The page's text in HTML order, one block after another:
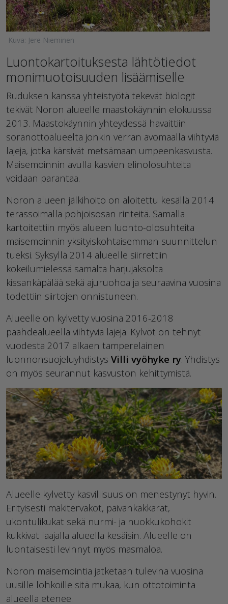
Kuva: Jere Nieminen
Luontokartoituksesta lähtötiedot
monimuotoisuuden lisäämiselle
Ruduksen kanssa yhteistyötä tekevät biologit
tekivät Noron alueelle maastokäynnin elokuussa
2013. Maastokäynnin yhteydessä havaittiin
soranottoalueelta jonkin verran avomaalla viihtyviä
lajeja, jotka kärsivät metsämaan umpeenkasvusta.
Maisemoinnin avulla kasvien elinolosuhteita
voidaan parantaa.
Noron alueen jälkihoito on aloitettu kesällä 2014
terassoimalla pohjoisosan rinteitä. Samalla
kartoitettiin myös alueen luonto-olosuhteita
maisemoinnin yksityiskohtaisemman suunnittelun
tueksi. Syksyllä 2014 alueelle siirrettiin
kokeilumielessä samalta harjujaksolta
kissankäpälää sekä ajuruohoa ja seuraavina vuosina
todettiin siirtojen onnistuneen.
Alueelle on kylvetty vuosina 2016-2018
paahdealueella viihtyviä lajeja. Kylvöt on tehnyt
vuodesta 2017 alkaen tamperelainen
luonnonsuojeluyhdistys Villi vyöhyke ry. Yhdistys
on myös seurannut kasvuston kehittymistä.
Alueelle kylvetty kasvillisuus on menestynyt hyvin.
Erityisesti mäkitervakot, päivänkakkarat,
ukontulikukat sekä nurmi- ja nuokkukohokit
kukkivat laajalla alueella kesäisin. Alueelle on
luontaisesti levinnyt myös masmaloa.
Noron maisemointia jatketaan tulevina vuosina
uusille lohkoille sitä mukaa, kun ottotoiminta
alueella etenee.